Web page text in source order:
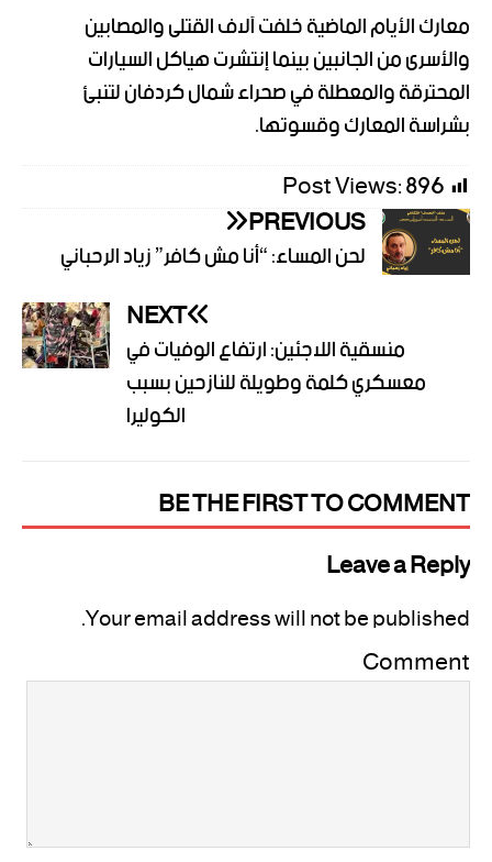
معارك الأيام الماضية خلفت آلاف القتلى والمصابين
والأسرى من الجانبين بينما إنتشرت هياكل السيارات
المحترقة والمعطلة في صحراء شمال كردفان لتنبئ
بشراسة المعارك وقسوتها.
Post Views:896
PREVIOUS
لحن المساء: “أنا مش كافر” زياد الرحباني
NEXT
منسقية اللاجئين: ارتفاع الوفيات في
معسكري كلمة وطويلة للنازحين بسبب
الكوليرا
BE THE FIRST TO COMMENT
Leave a Reply
Your email address will not be published.
Comment